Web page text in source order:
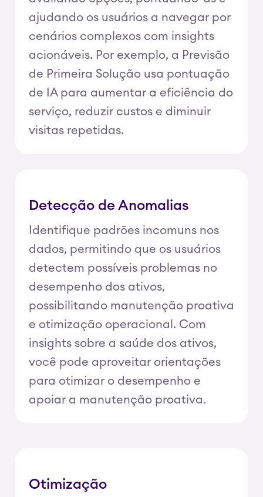
ajudando os usuários a navegar por
cenários complexos com insights
acionáveis. Por exemplo, a Previsão
de Primeira Solução usa pontuação
de IA para aumentar a eficiência do
serviço, reduzir custos e diminuir
visitas repetidas.
Detecção de Anomalias
Identifique padrões incomuns nos
dados, permitindo que os usuários
detectem possíveis problemas no
desempenho dos ativos,
possibilitando manutenção proativa
e otimização operacional. Com
insights sobre a saúde dos ativos,
você pode aproveitar orientações
para otimizar o desempenho e
apoiar a manutenção proativa.
Otimização